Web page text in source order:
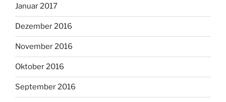
Januar 2017
Dezember 2016
November 2016
Oktober 2016
September 2016